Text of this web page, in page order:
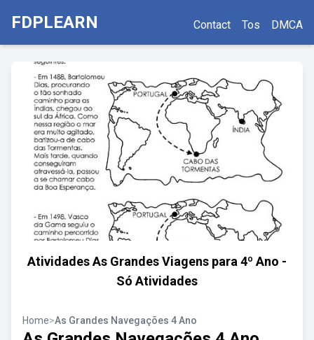
FDPLEARN Contact Tos DMCA
Atividades As Grandes Viagens para 4º Ano -
Só Atividades
Home>As Grandes Navegações 4 Ano